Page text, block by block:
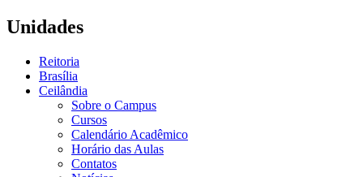
Unidades
Reitoria
Brasília
Ceilândia
Sobre o Campus
Cursos
Calendário Acadêmico
Horário das Aulas
Contatos